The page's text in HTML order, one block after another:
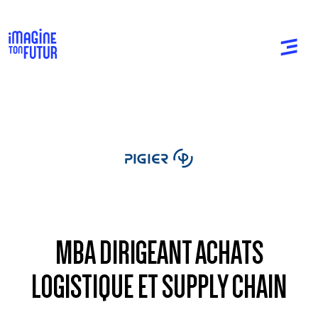
MBA DIRIGEANT ACHATS
LOGISTIQUE ET SUPPLY CHAIN